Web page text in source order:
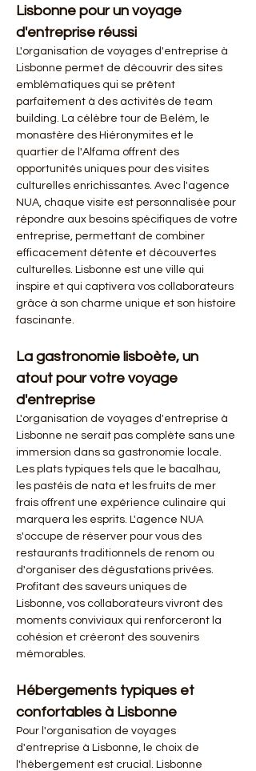
Lisbonne pour un voyage
d'entreprise réussi
L'organisation de voyages d'entreprise à
Lisbonne permet de découvrir des sites
emblématiques qui se prêtent
parfaitement à des activités de team
building. La célèbre tour de Belém, le
monastère des Hiéronymites et le
quartier de l'Alfama offrent des
opportunités uniques pour des visites
culturelles enrichissantes. Avec l'agence
NUA, chaque visite est personnalisée pour
répondre aux besoins spécifiques de votre
entreprise, permettant de combiner
efficacement détente et découvertes
culturelles. Lisbonne est une ville qui
inspire et qui captivera vos collaborateurs
grâce à son charme unique et son histoire
fascinante.
La gastronomie lisboète, un
atout pour votre voyage
d'entreprise
L'organisation de voyages d'entreprise à
Lisbonne ne serait pas complète sans une
immersion dans sa gastronomie locale.
Les plats typiques tels que le bacalhau,
les pastéis de nata et les fruits de mer
frais offrent une expérience culinaire qui
marquera les esprits. L'agence NUA
s'occupe de réserver pour vous des
restaurants traditionnels de renom ou
d'organiser des dégustations privées.
Profitant des saveurs uniques de
Lisbonne, vos collaborateurs vivront des
moments conviviaux qui renforceront la
cohésion et créeront des souvenirs
mémorables.
Hébergements typiques et
confortables à Lisbonne
Pour l'organisation de voyages
d'entreprise à Lisbonne, le choix de
l'hébergement est crucial. Lisbonne